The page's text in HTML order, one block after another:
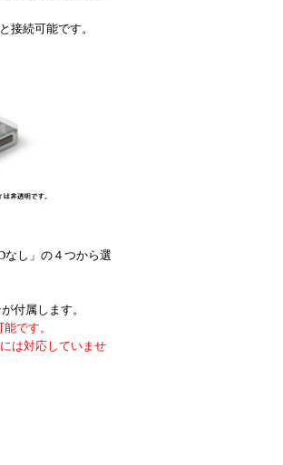
接続可能です。
し」の４つから選
付属します。
です。
は対応していませ